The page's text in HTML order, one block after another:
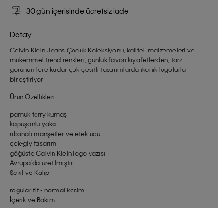
30 gün içerisinde ücretsiz iade
Detay
Calvin Klein Jeans Çocuk Koleksiyonu, kaliteli malzemeleri ve
mükemmel trend renkleri, günlük favori kıyafetlerden, tarz
görünümlere kadar çok çeşitli tasarımlarda ikonik logolarla
birleştiriyor
Ürün Özellikleri
pamuk terry kumaş
kapüşonlu yaka
ribanalı manşetler ve etek ucu
çek-giy tasarım
göğüste Calvin Klein logo yazısı
Avrupa'da üretilmiştir
Şekil ve Kalıp
regular fit - normal kesim
İçerik ve Bakım